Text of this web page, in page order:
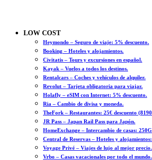
LOW COST
Heymondo – Seguro de viaje: 5% descuento.
Booking – Hoteles y alojamientos.
Civitatis – Tours y excursiones en español.
Kayak – Vuelos a todos los destinos.
Rentalcars – Coches y vehículos de alquiler.
Revolut – Tarjeta obligatoria para viajar.
Holafly – eSIM con Internet: 5% descuento.
Ria – Cambio de divisa y moneda.
TheFork – Restaurantes: 25€ descuento
JR Pass – Japan Rail Pass para Japón.
HomeExchange – Intercambio de casas:
Central de Reservas – Hoteles y
Voyage Privé – Viajes de lujo al mejor precio.
Vrbo – Casas vacacionales por todo el mundo.